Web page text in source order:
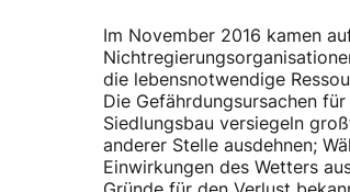
Im November 2016 kamen
die lebensnotwendige
Die Gefährdungsursachen
Siedlungsbau versiegeln
anderer Stelle ausdehnen;
Einwirkungen des Wetters